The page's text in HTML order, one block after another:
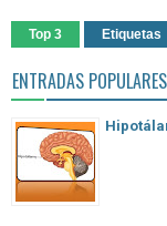
Top 3 Etiquetas
ENTRADAS POPULARES